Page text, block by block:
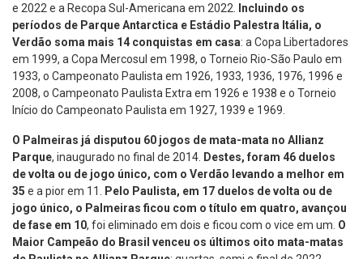
e 2022 e a Recopa Sul-Americana em 2022.
Incluindo os
períodos de Parque Antarctica e Estádio Palestra Itália, o
Verdão soma mais 14 conquistas em casa: a Copa Libertadores
em 1999, a Copa Mercosul em 1998, o Torneio Rio-São Paulo em
1933, o Campeonato Paulista em 1926, 1933, 1936, 1976, 1996 e
2008, o Campeonato Paulista Extra em 1926 e 1938 e o Torneio
Início do Campeonato Paulista em 1927, 1939 e 1969.
O Palmeiras já disputou 60 jogos de mata-mata no Allianz
Parque, inaugurado no final de 2014. Destes, foram 46 duelos
de volta ou de jogo único, com o Verdão levando a melhor em
35 e a pior em 11.
Pelo Paulista, em 17 duelos de volta ou de
jogo único, o Palmeiras ficou com o título em quatro, avançou
de fase em 10, foi eliminado em dois e ficou com o vice em um. O
Maior Campeão do Brasil venceu os últimos oito mata-matas